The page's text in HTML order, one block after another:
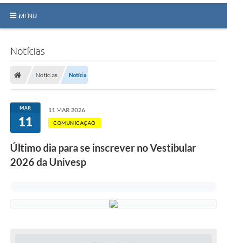
MENU
Licitações / PCA
Transparência
Contratos
Notícias
Notícias Notícia
MAR
11
11 MAR 2026
COMUNICAÇÃO
Último dia para se inscrever no Vestibular
2026 da Univesp